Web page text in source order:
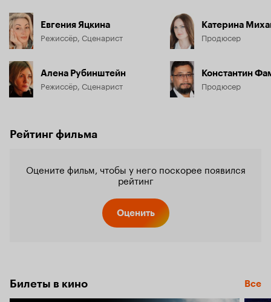
Евгения Яцкина
Режиссёр, Сценарист
Алена Рубинштейн
Режиссёр, Сценарист
Катерина
Продюсер
Константин
Продюсер
Рейтинг фильма
Оцените фильм, чтобы у него поскорее появился
рейтинг
Оценить
Билеты в кино Все